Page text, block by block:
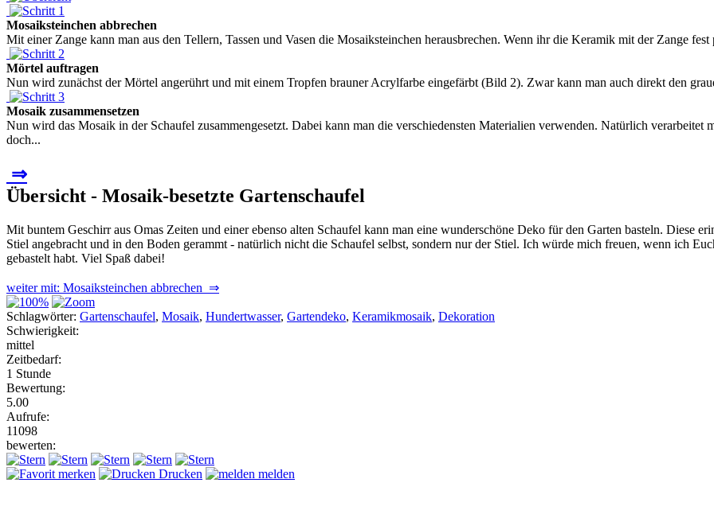
Mosaiksteinchen abbrechen
Mit einer Zange kann man aus den Tellern, Tassen und Vasen die Mosaiksteinchen herausbrechen. Wenn ihr die Keramik mit der Zange
Mörtel auftragen
Nun wird zunächst der Mörtel angerührt und mit einem Tropfen brauner Acrylfarbe eingefärbt (Bild 2). Zwar kann man auch direkt den
Mosaik zusammensetzen
Nun wird das Mosaik in der Schaufel zusammengesetzt. Dabei kann man die verschiedensten Materialien verwenden. Natürlich verarbeitet
doch...
⇒
Übersicht - Mosaik-besetzte Gartenschaufel
Mit buntem Geschirr aus Omas Zeiten und einer ebenso alten Schaufel kann man eine wunderschöne Deko für den Garten basteln. Diese
Stiel angebracht und in den Boden gerammt - natürlich nicht die Schaufel selbst, sondern nur der Stiel. Ich würde mich freuen, wenn ich
gebastelt habt. Viel Spaß dabei!
weiter mit: Mosaiksteinchen abbrechen ⇒
Schlagwörter: Gartenschaufel, Mosaik, Hundertwasser, Gartendeko, Keramikmosaik, Dekoration
Schwierigkeit:
mittel
Zeitbedarf:
1 Stunde
Bewertung:
5.00
Aufrufe:
11098
bewerten:
merken Drucken melden